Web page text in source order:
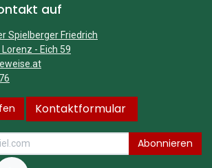
auf
Spielberger Friedrich
- Eich 59
Kontaktformular
Abonnieren